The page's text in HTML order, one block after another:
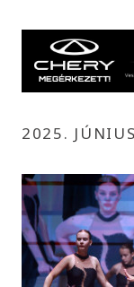
2025.